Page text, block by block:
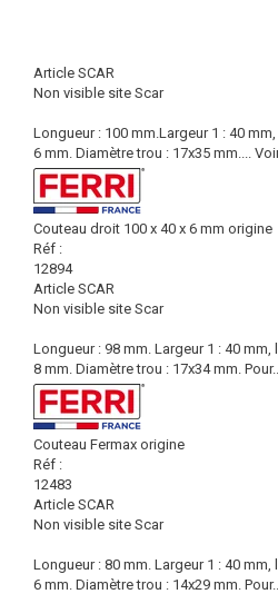
Article SCAR
Non visible site Scar
Longueur : 100 mm.Largeur 1 : 40
6 mm. Diamètre trou : 17x35 mm....
Couteau droit 100 x 40 x 6 mm origine
Réf :
12894
Article SCAR
Non visible site Scar
Longueur : 98 mm. Largeur 1 : 40 mm,
8 mm. Diamètre trou : 17x34 mm.
Couteau Fermax origine
Réf :
12483
Article SCAR
Non visible site Scar
Longueur : 80 mm. Largeur 1 : 40 mm,
6 mm. Diamètre trou : 14x29 mm.